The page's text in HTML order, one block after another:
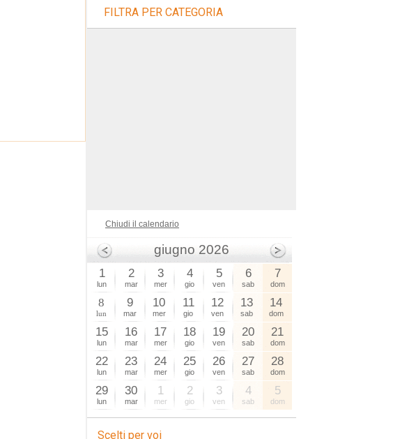
FILTRA PER CATEGORIA
Chiudi il calendario
giugno 2026
1
lun
2
mar
3
mer
4
gio
5
ven
6
sab
7
dom
8
lun
9
mar
10
mer
11
gio
12
ven
13
sab
14
dom
15
lun
16
mar
17
mer
18
gio
19
ven
20
sab
21
dom
22
lun
23
mar
24
mer
25
gio
26
ven
27
sab
28
dom
29
lun
30
mar
1
mer
2
gio
3
ven
4
sab
5
dom
Scelti per voi